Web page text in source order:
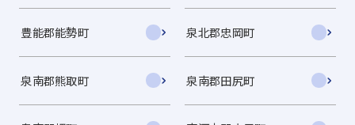
豊能郡能勢町 泉北郡忠岡町
泉南郡熊取町 泉南郡田尻町